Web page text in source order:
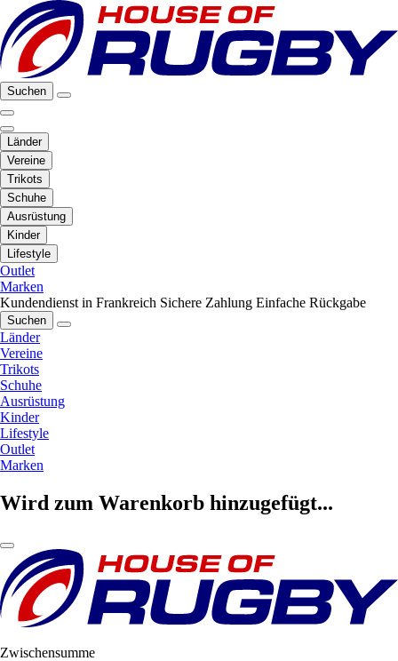
Suchen
Länder
Vereine
Trikots
Schuhe
Ausrüstung
Kinder
Lifestyle
Outlet
Marken
Kundendienst in Frankreich Sichere Zahlung Einfache Rückgabe
Suchen
Länder
Vereine
Trikots
Schuhe
Ausrüstung
Kinder
Lifestyle
Outlet
Marken
Wird zum Warenkorb hinzugefügt...
Zwischensumme